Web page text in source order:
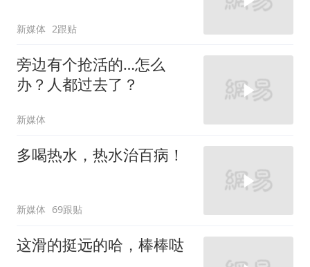
新媒体 2跟贴
旁边有个抢活的…怎么
办？人都过去了？
新媒体
多喝热水，热水治百病！
新媒体 69跟贴
这滑的挺远的哈，棒棒哒